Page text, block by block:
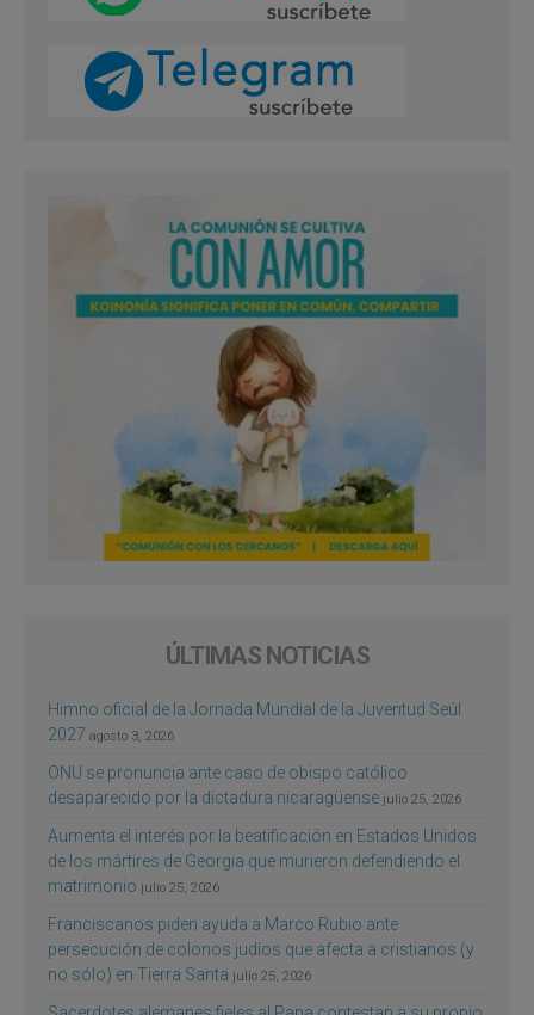
ÚLTIMAS NOTICIAS
Himno oficial de la Jornada Mundial de la Juventud Seúl
2027 agosto 3, 2026
ONU se pronuncia ante caso de obispo católico
desaparecido por la dictadura nicaragüense julio 25, 2026
Aumenta el interés por la beatificación en Estados Unidos
de los mártires de Georgia que murieron defendiendo el
matrimonio julio 25, 2026
Franciscanos piden ayuda a Marco Rubio ante
persecución de colonos judíos que afecta a cristianos (y
no sólo) en Tierra Santa julio 25, 2026